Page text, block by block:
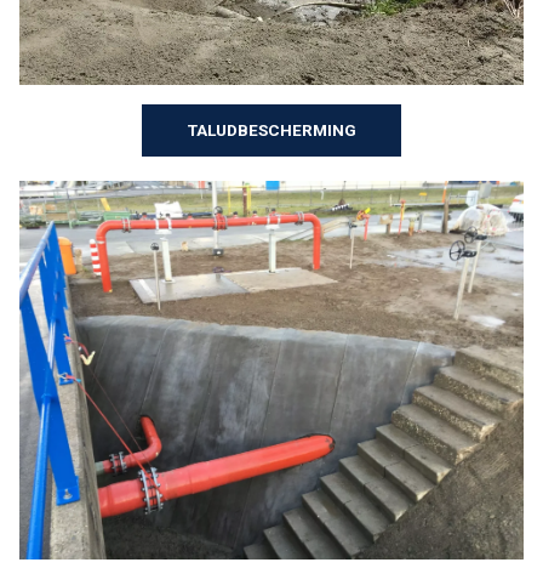
TALUDBESCHERMING